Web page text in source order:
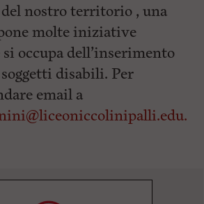
nostro territorio , una
molte iniziative
occupa dell’inserimento
disabili. Per
email a